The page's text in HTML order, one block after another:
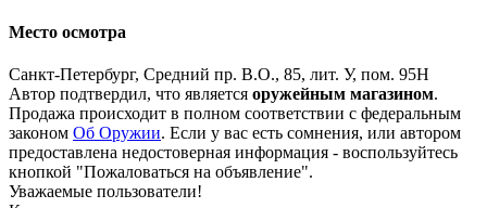
Место осмотра
Санкт-Петербург, Средний пр. В.О., 85, лит. У, пом. 95Н
Автор подтвердил, что является оружейным магазином.
Продажа происходит в полном соответствии с федеральным
законом Об Оружии. Если у вас есть сомнения, или автором
предоставлена недостоверная информация - воспользуйтесь
кнопкой "Пожаловаться на объявление".
Уважаемые пользователи!